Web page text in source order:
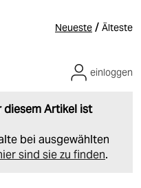
Neueste / Älteste
diesem Artikel ist
bei ausgewählten
sind sie zu finden.
einloggen